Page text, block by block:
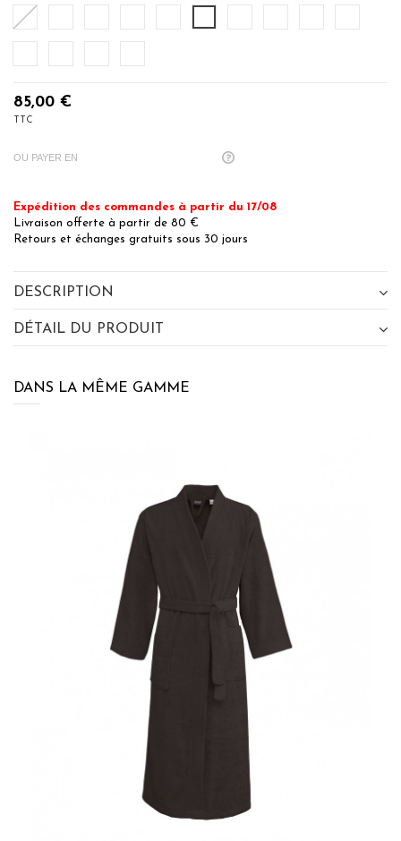
Blanc
85,00 €
TTC
OU PAYER EN
Expédition des commandes à partir du 17/08
Livraison offerte à partir de 80 €
Retours et échanges gratuits sous 30 jours
DESCRIPTION
DÉTAIL DU PRODUIT
DANS LA MÊME GAMME
BÉNÉFICIEZ DE 10% DE
J'accepte les termes et conditions et la
politique de
confidentialité